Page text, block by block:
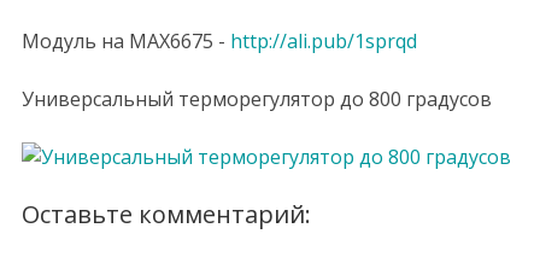
Модуль на MAX6675 - http://ali.pub/1sprqd
Универсальный терморегулятор до 800 градусов
Оставьте комментарий: